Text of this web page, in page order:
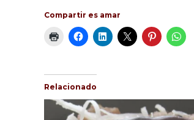
Compartir es amar
Relacionado